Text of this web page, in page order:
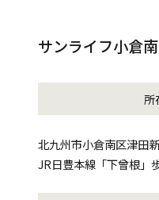
サンライフ小倉南
所
北九州市小倉南区津
JR日豊本線「下曾根」